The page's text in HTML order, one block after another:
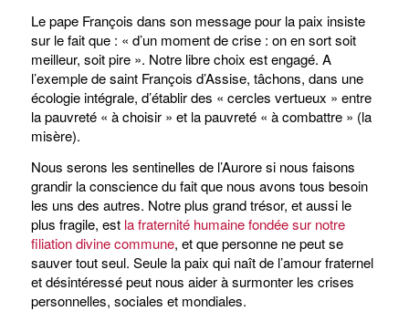
Le pape François dans son message pour la paix insiste
sur le fait que : « d’un moment de crise : on en sort soit
meilleur, soit pire ». Notre libre choix est engagé. A
l’exemple de saint François d’Assise, tâchons, dans une
écologie intégrale, d’établir des « cercles vertueux » entre
la pauvreté « à choisir » et la pauvreté « à combattre » (la
misère).
Nous serons les sentinelles de l’Aurore si nous faisons
grandir la conscience du fait que nous avons tous besoin
les uns des autres. Notre plus grand trésor, et aussi le
plus fragile, est la fraternité humaine fondée sur notre
filiation divine commune, et que personne ne peut se
sauver tout seul. Seule la paix qui naît de l’amour fraternel
et désintéressé peut nous aider à surmonter les crises
personnelles, sociales et mondiales.